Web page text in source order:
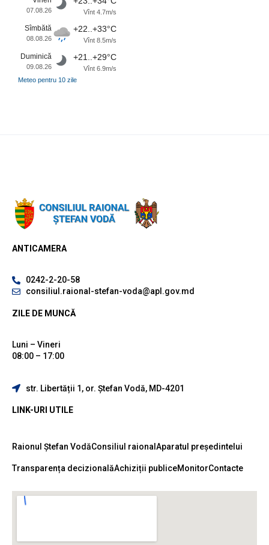
07.08.26 Vînt 4.7m/s
Sîmbătă
08.08.26
+22..+33°C
Vînt 8.5m/s
Duminică
09.08.26
+21..+29°C
Vînt 6.9m/s
Meteo pentru 10 zile
ANTICAMERA
0242-2-20-58
consiliul.raional-stefan-voda@apl.gov.md
ZILE DE MUNCĂ
Luni – Vineri
08:00 – 17:00
str. Libertății 1, or. Ștefan Vodă, MD-4201
LINK-URI UTILE
Raionul Ștefan VodăConsiliul raional Aparatul președintelui
Transparența decizionalăAchiziții publiceMonitorContacte